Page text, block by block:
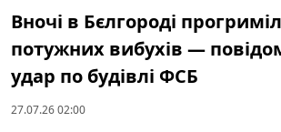
Вночі в Бєлгороді
потужних вибухів —
удар по будівлі ФСБ
27.07.26 02:00